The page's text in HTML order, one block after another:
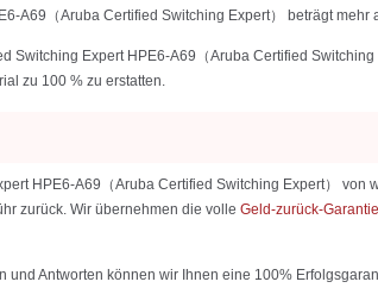
A69（Aruba Certified Switching Expert） beträgt mehr
Switching Expert HPE6-A69（Aruba Certified
zu 100 % zu erstatten.
HPE6-A69（Aruba Certified Switching Expert）
zurück. Wir übernehmen die volle Geld-zurück-Garantie
Antworten können wir Ihnen eine 100%